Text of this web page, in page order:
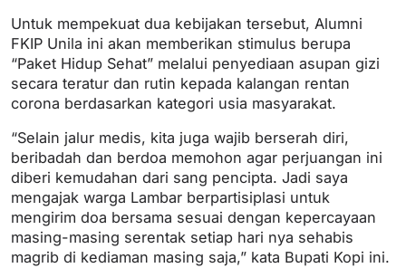
Untuk mempekuat dua kebijakan tersebut, Alumni
FKIP Unila ini akan memberikan stimulus berupa
“Paket Hidup Sehat” melalui penyediaan asupan gizi
secara teratur dan rutin kepada kalangan rentan
corona berdasarkan kategori usia masyarakat.
“Selain jalur medis, kita juga wajib berserah diri,
beribadah dan berdoa memohon agar perjuangan ini
diberi kemudahan dari sang pencipta. Jadi saya
mengajak warga Lambar berpartisiplasi untuk
mengirim doa bersama sesuai dengan kepercayaan
masing-masing serentak setiap hari nya sehabis
magrib di kediaman masing saja,” kata Bupati Kopi ini.